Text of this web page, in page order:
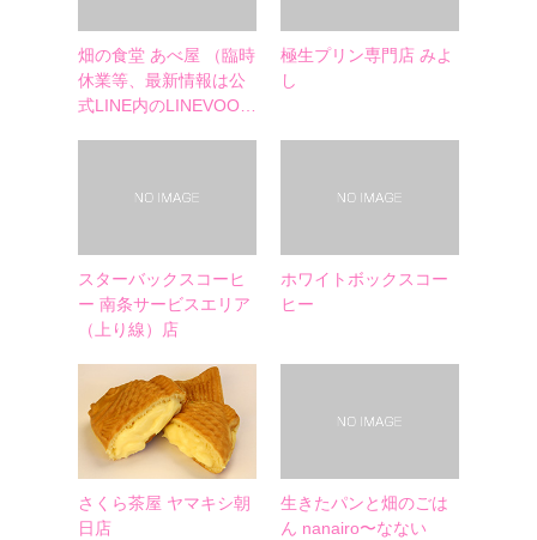
畑の食堂 あべ屋 （臨時
休業等、最新情報は公
式LINE内のLINEVOO…
極生プリン専門店 みよ
し
スターバックスコーヒ
ー 南条サービスエリア
（上り線）店
ホワイトボックスコー
ヒー
さくら茶屋 ヤマキシ朝
日店
生きたパンと畑のごは
ん nanairo〜なない